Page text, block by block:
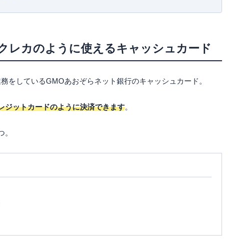
を発行できる
レカのように使えるキャッシュカード
をしているGMOあおぞらネット銀行のキャッシュカード。
ジットカードのように決済できます。